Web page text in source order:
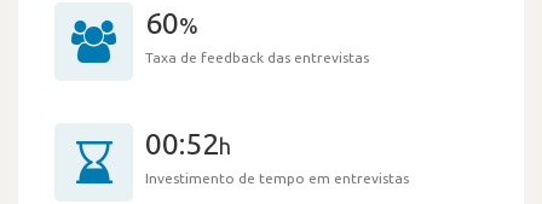
60%
Taxa de feedback das entrevistas
00:52h
Investimento de tempo em entrevistas